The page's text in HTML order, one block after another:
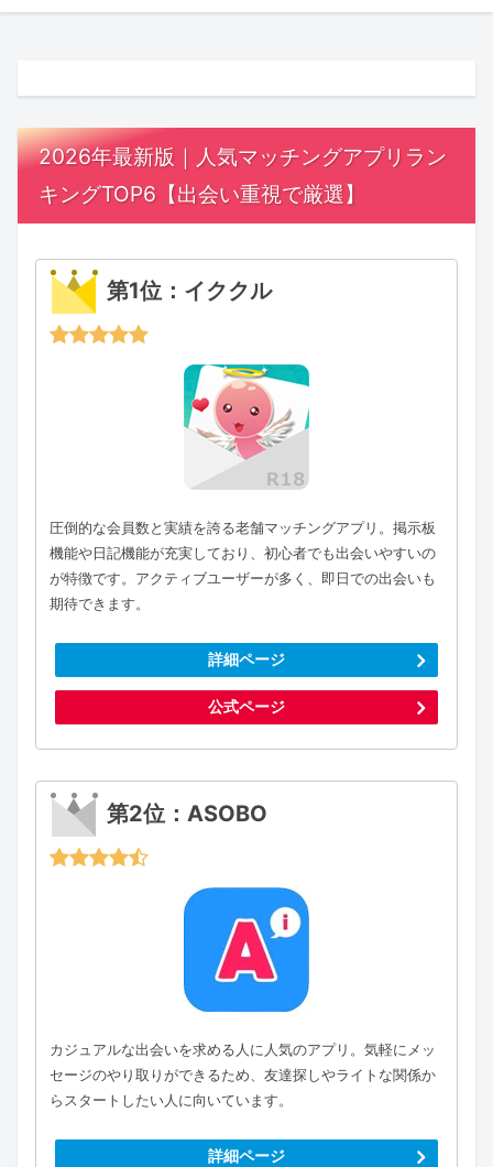
2026年最新版｜人気マッチングアプリラン
キングTOP6【出会い重視で厳選】
第1位：イククル
圧倒的な会員数と実績を誇る老舗マッチングアプリ。掲示板
機能や日記機能が充実しており、初心者でも出会いやすいの
が特徴です。アクティブユーザーが多く、即日での出会いも
期待できます。
詳細ページ
公式ページ
第2位：ASOBO
カジュアルな出会いを求める人に人気のアプリ。気軽にメッ
セージのやり取りができるため、友達探しやライトな関係か
らスタートしたい人に向いています。
詳細ページ